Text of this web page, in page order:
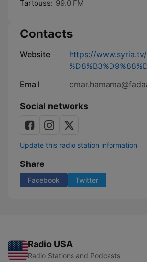
Tartouss: 99.0 FM
Contacts
Website
https://www.syria.tv/
Email
Social networks
Update this radio station information
Share
Facebook Twitter
Radio USA
Radio Stations and Podcasts